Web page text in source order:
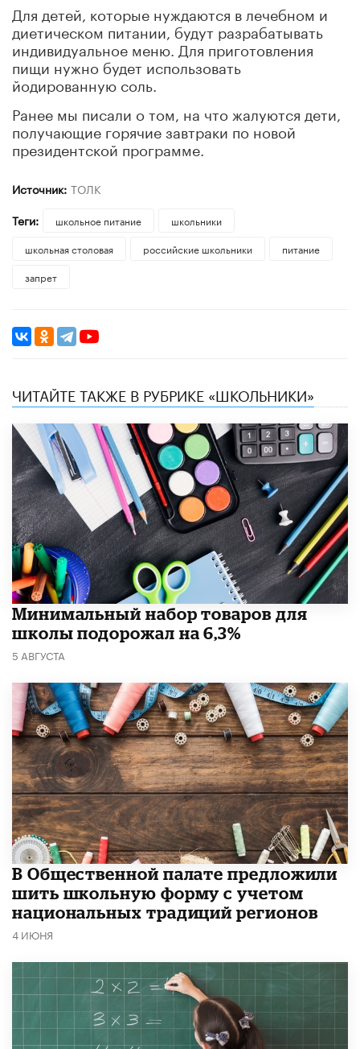
Для детей, которые нуждаются в лечебном и
диетическом питании, будут разрабатывать
индивидуальное меню. Для приготовления
пищи нужно будет использовать
йодированную соль.
Ранее мы писали о том, на что жалуются дети,
получающие горячие завтраки по новой
президентской программе
Источник: ТОЛК
Теги:
школьное питание
школьники
школьная столовая
российские школьники
питание
запрет
ЧИТАЙТЕ ТАКЖЕ В РУБРИКЕ «ШКОЛЬНИКИ»
Минимальный набор товаров для
школы подорожал на 6,3%
5 АВГУСТА
В Общественной палате предложили
шить школьную форму с учетом
национальных традиций регионов
4 ИЮНЯ